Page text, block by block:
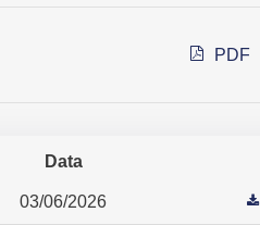
PDF
Data
03/06/2026